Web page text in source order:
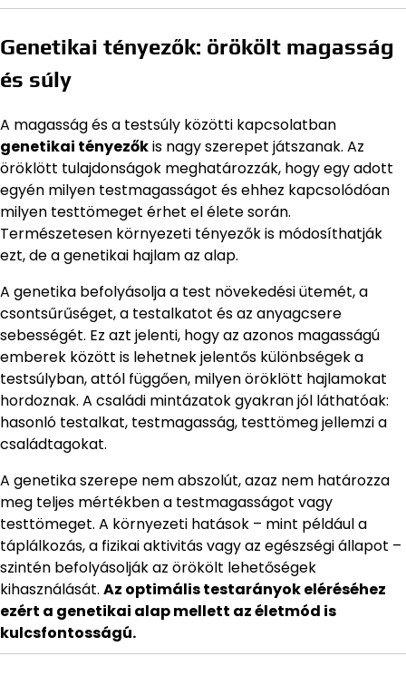
Genetikai tényezők: örökölt magasság
és súly
A magasság és a testsúly közötti kapcsolatban
genetikai tényezőkis nagy szerepet játszanak. Az
öröklött tulajdonságok meghatározzák, hogy egy adott
egyén milyen testmagasságot és ehhez kapcsolódóan
milyen testtömeget érhet el élete során.
Természetesen környezeti tényezők is módosíthatják
ezt, de a genetikai hajlam az alap.
A genetika befolyásolja a test növekedési ütemét, a
csontsűrűséget, a testalkatot és az anyagcsere
sebességét. Ez azt jelenti, hogy az azonos magasságú
emberek között is lehetnek jelentős különbségek a
testsúlyban, attól függően, milyen öröklött hajlamokat
hordoznak. A családi mintázatok gyakran jól láthatóak:
hasonló testalkat, testmagasság, testtömeg jellemzi a
családtagokat.
A genetika szerepe nem abszolút, azaz nem határozza
meg teljes mértékben a testmagasságot vagy
testtömeget. A környezeti hatások – mint például a
táplálkozás, a fizikai aktivitás vagy az egészségi állapot –
szintén befolyásolják az örökölt lehetőségek
kihasználását. Az optimális testarányok eléréséhez
ezért a genetikai alap mellett az életmód is
kulcsfontosságú.